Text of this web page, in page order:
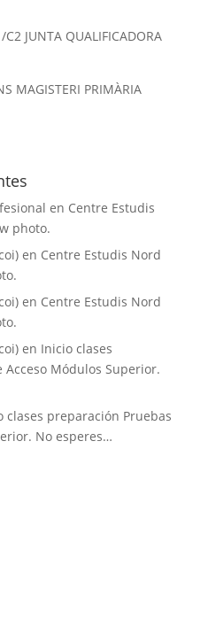
C2 JUNTA QUALIFICADORA
MAGISTERI PRIMÀRIA
en Centre Estudis
photo.
en Centre Estudis Nord
en Centre Estudis Nord
en Inicio clases
Módulos Superior.
clases preparación Pruebas
No esperes…